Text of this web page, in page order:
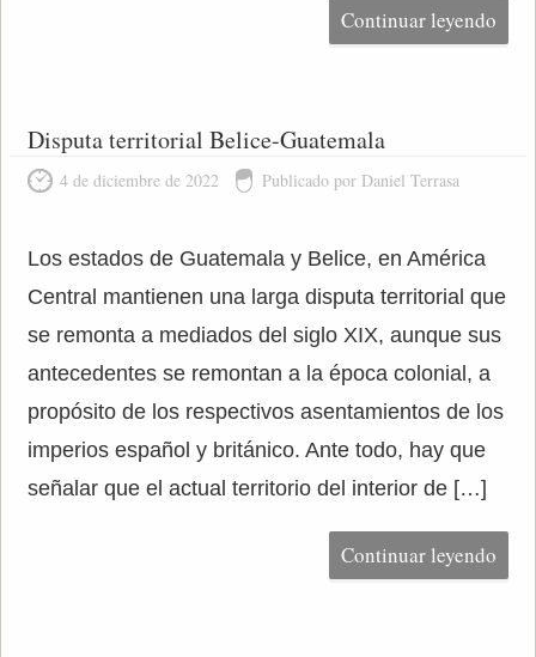
Continuar leyendo
Disputa territorial Belice-Guatemala
4 de diciembre de 2022 Publicado por Daniel Terrasa
Los estados de Guatemala y Belice, en América
Central mantienen una larga disputa territorial que
se remonta a mediados del siglo XIX, aunque sus
antecedentes se remontan a la época colonial, a
propósito de los respectivos asentamientos de los
imperios español y británico. Ante todo, hay que
señalar que el actual territorio del interior de […]
Continuar leyendo